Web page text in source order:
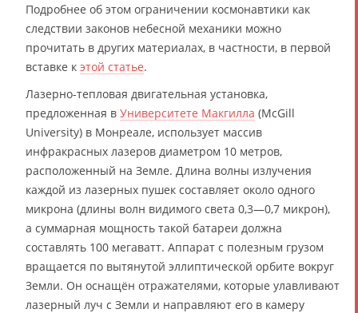
Подробнее об этом ограничении космонавтики как
следствии законов небесной механики можно
прочитать в других материалах, в частности, в первой
вставке к этой статье.
Лазерно-тепловая двигательная установка,
предложенная в Университете Макгилла (McGill
University) в Монреале, использует массив
инфракрасных лазеров диаметром 10 метров,
расположенный на Земле. Длина волны излучения
каждой из лазерных пушек составляет около одного
микрона (длины волн видимого света 0,3—0,7 микрон),
а суммарная мощность такой батареи должна
составлять 100 мегаватт. Аппарат с полезным грузом
вращается по вытянутой эллиптической орбите вокруг
Земли. Он оснащён отражателями, которые улавливают
лазерный луч с Земли и направляют его в камеру